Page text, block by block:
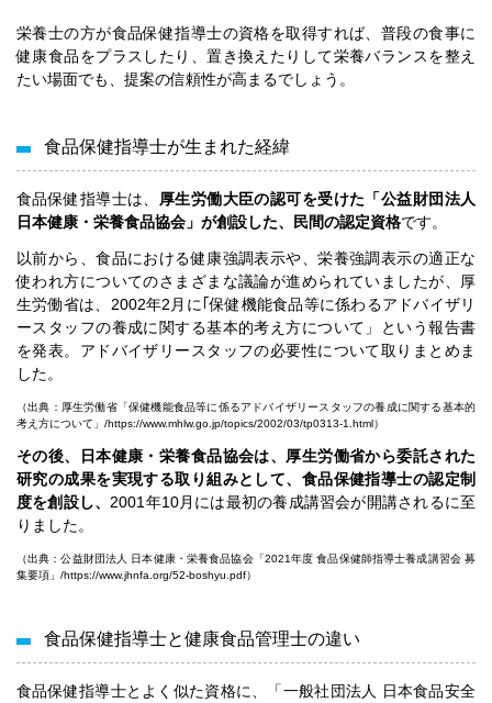
栄養士の方が食品保健指導士の資格を取得すれば、普段の食事に
健康食品をプラスしたり、置き換えたりして栄養バランスを整え
たい場面でも、提案の信頼性が高まるでしょう。
食品保健指導士が生まれた経緯
食品保健指導士は、 厚生労働大臣の認可を受けた「公益財団法人
日本健康・栄養食品協会」が創設した、民間の認定資格です。
以前から、食品における健康強調表示や、栄養強調表示の適正な
使われ方についてのさまざまな議論が進められていましたが、厚
生労働省は、2002年2月に｢保健機能食品等に係わるアドバイザリ
ースタッフの養成に関する基本的考え方について」という報告書
を発表。アドバイザリースタッフの必要性について取りまとめま
した。
（出典：厚生労働省「保健機能食品等に係るアドバイザリースタッフの養成に関する基本的
考え方について」/https://www.mhlw.go.jp/topics/2002/03/tp0313-1.html）
その後、日本健康・栄養食品協会は、厚生労働省から委託された
研究の成果を実現する取り組みとして、食品保健指導士の認定制
度を創設し、 2001年10月には最初の養成講習会が開講されるに至
りました。
（出典：公益財団法人 日本健康・栄養食品協会「2021年度 食品保健師指導士養成講習会 募
集要項」/https://www.jhnfa.org/52-boshyu.pdf）
食品保健指導士と健康食品管理士の違い
食品保健指導士とよく似た資格に、「一般社団法人 日本食品安全